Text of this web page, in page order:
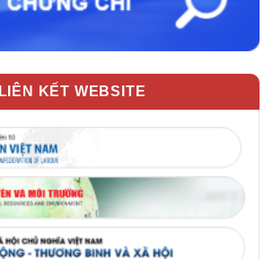
LIÊN KẾT WEBSITE